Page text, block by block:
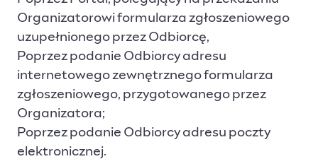
Organizatorowi formularza zgłoszeniowego
uzupełnionego przez Odbiorcę,
Poprzez podanie Odbiorcy adresu
internetowego zewnętrznego formularza
zgłoszeniowego, przygotowanego przez
Organizatora;
Poprzez podanie Odbiorcy adresu poczty
elektronicznej.